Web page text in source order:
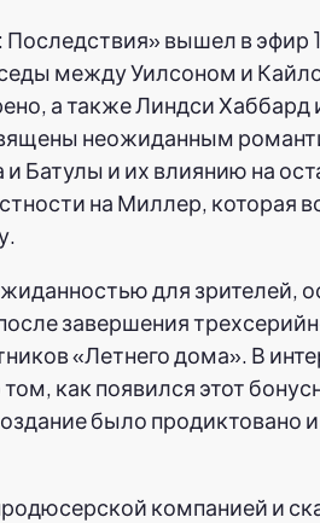
вышел в эфир
между Уилсоном и
а также Линдси Хаббард
неожиданным
Батулы и их влиянию на
на Миллер, которая
для зрителей,
завершения
«Летнего дома». В
как появился этот
было продиктовано
компанией и